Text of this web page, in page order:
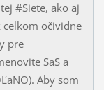
#Sie­te, ako aj
celkom očividne
pre
SaS a
Aby som